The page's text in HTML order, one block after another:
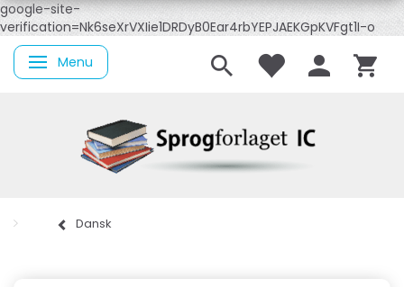
google-site-
verification=Nk6seXrVXIie1DRDyB0Ear4rbYEPJAEKGpKVFgt1I-o
Skifte navigation
Menu
Dansk